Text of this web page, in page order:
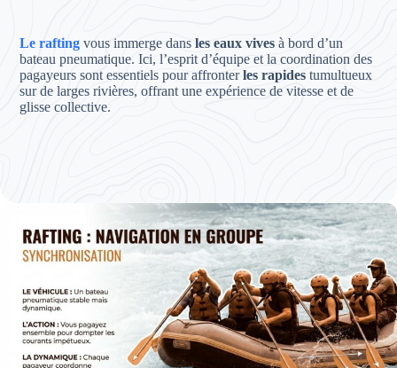
Le rafting vous immerge dansles eaux vives à bord d’un
bateau pneumatique. Ici, l’esprit d’équipe et la coordination des
pagayeurs sont essentiels pour affronterles rapides tumultueux
sur de larges rivières, offrant une expérience de vitesse et de
glisse collective.